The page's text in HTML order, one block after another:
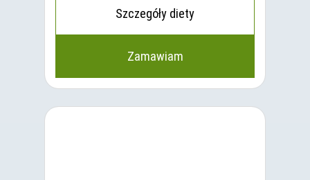
Szczegóły diety
Zamawiam